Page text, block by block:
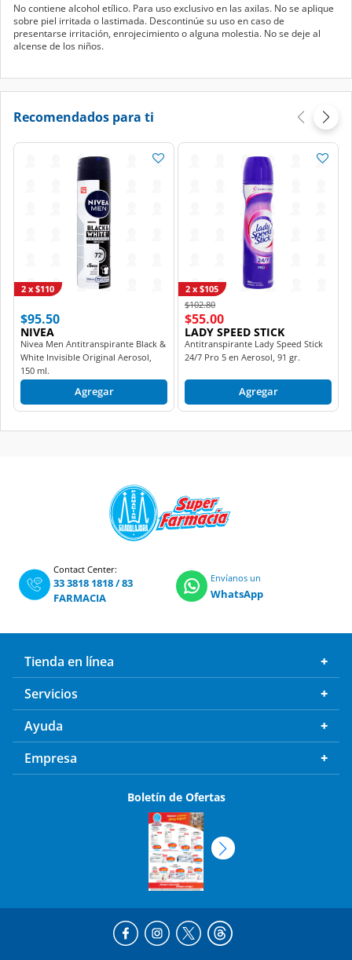
No contiene alcohol etílico. Para uso exclusivo en las axilas. No se aplique
sobre piel irritada o lastimada. Descontinúe su uso en caso de
presentarse irritación, enrojecimiento o alguna molestia. No se deje al
alcense de los niños.
Recomendados para ti
$95.50
NIVEA
Nivea Men Antitranspirante Black &
White Invisible Original Aerosol,
150 ml.
2 x $110
Agregar
Price reduced from
$102.80to
$55.00
LADY SPEED STICK
Antitranspirante Lady Speed Stick
24/7 Pro 5 en Aerosol, 91 gr.
2 x $105
Agregar
Contact Center:
33 3818 1818/83
FARMACIA
Envíanos un
WhatsApp
Tienda en línea
Servicios
Ayuda
Empresa
Boletín de Ofertas